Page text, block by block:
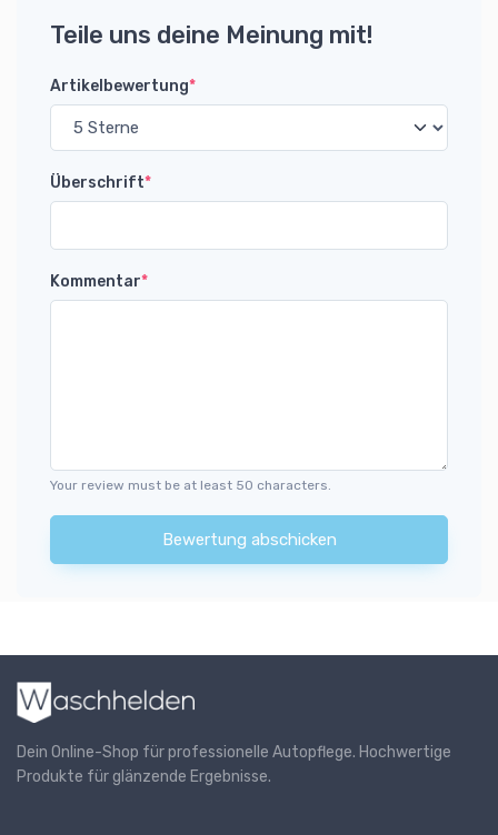
Teile uns deine Meinung mit!
Artikelbewertung*
Überschrift*
Kommentar*
Your review must be at least 50 characters.
Bewertung abschicken
Dein Online-Shop für professionelle Autopflege. Hochwertige
Produkte für glänzende Ergebnisse.